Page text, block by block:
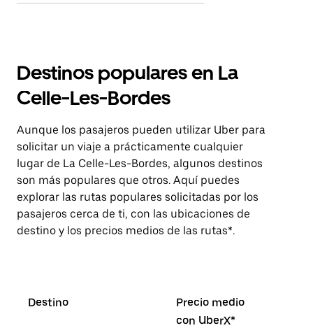
Destinos populares en La
Celle-Les-Bordes
Aunque los pasajeros pueden utilizar Uber para
solicitar un viaje a prácticamente cualquier
lugar de La Celle-Les-Bordes, algunos destinos
son más populares que otros. Aquí puedes
explorar las rutas populares solicitadas por los
pasajeros cerca de ti, con las ubicaciones de
destino y los precios medios de las rutas*.
Destino
Precio medio
con UberX*